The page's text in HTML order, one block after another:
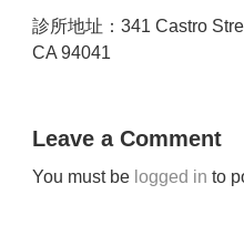
診所地址：341 Castro
CA 94041
Leave a Comment
You must be logged in to